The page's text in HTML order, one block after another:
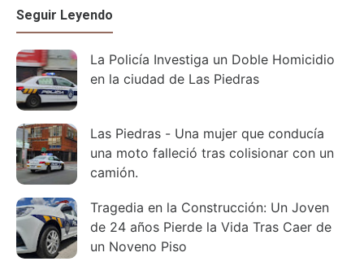
Seguir Leyendo
La Policía Investiga un Doble Homicidio
en la ciudad de Las Piedras
Las Piedras - Una mujer que conducía
una moto falleció tras colisionar con un
camión.
Tragedia en la Construcción: Un Joven
de 24 años Pierde la Vida Tras Caer de
un Noveno Piso